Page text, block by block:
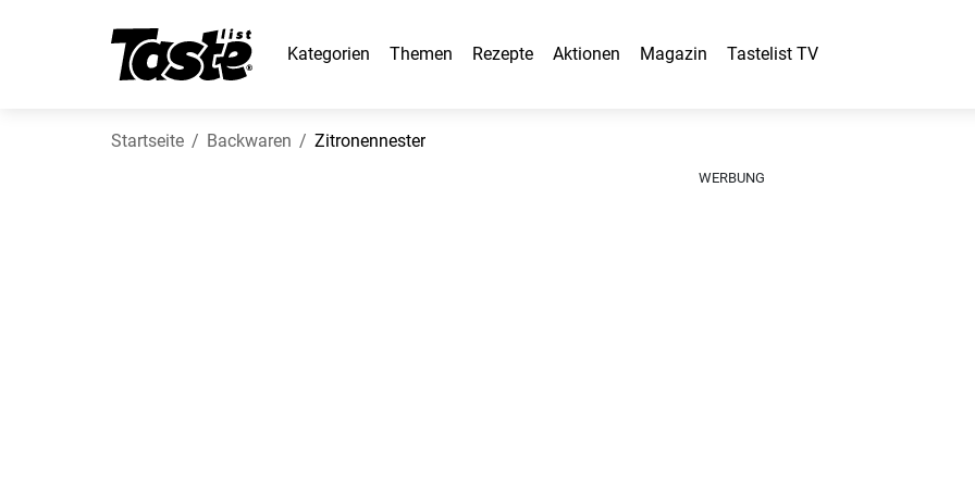
Kategorien Themen Rezepte Aktionen Magazin Tastelist TV
Startseite Backwaren Zitronennester
WERBUNG